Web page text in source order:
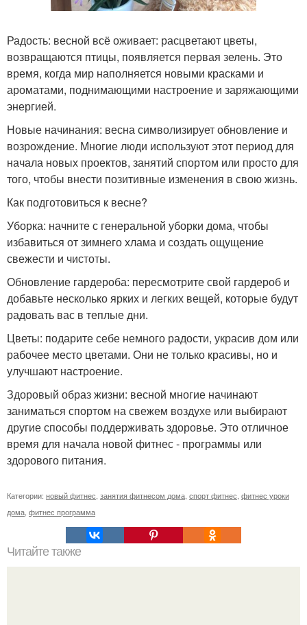
Радость: весной всё оживает: расцветают цветы,
возвращаются птицы, появляется первая зелень. Это
время, когда мир наполняется новыми красками и
ароматами, поднимающими настроение и заряжающими
энергией.
Новые начинания: весна символизирует обновление и
возрождение. Многие люди используют этот период для
начала новых проектов, занятий спортом или просто для
того, чтобы внести позитивные изменения в свою жизнь.
Как подготовиться к весне?
Уборка: начните с генеральной уборки дома, чтобы
избавиться от зимнего хлама и создать ощущение
свежести и чистоты.
Обновление гардероба: пересмотрите свой гардероб и
добавьте несколько ярких и легких вещей, которые будут
радовать вас в теплые дни.
Цветы: подарите себе немного радости, украсив дом или
рабочее место цветами. Они не только красивы, но и
улучшают настроение.
Здоровый образ жизни: весной многие начинают
заниматься спортом на свежем воздухе или выбирают
другие способы поддерживать здоровье. Это отличное
время для начала новой фитнес - программы или
здорового питания.
Категории: новый фитнес занятия фитнесом дома спорт фитнес фитнес уроки
дома фитнес программа
Читайте также